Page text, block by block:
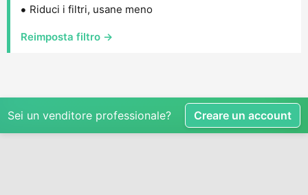
Riduci i filtri, usane meno
Reimposta filtro →
Sei un venditore professionale? Creare un account